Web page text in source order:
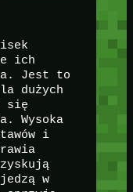
ich
Jest to
dużych
się
Wysoka
i
w